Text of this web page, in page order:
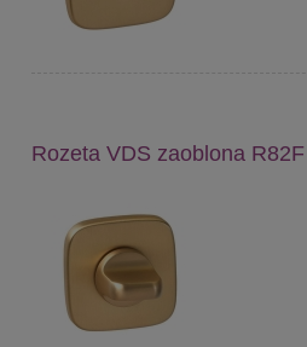
Rozeta VDS zaoblona